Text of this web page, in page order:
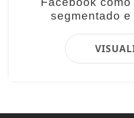
segmentado